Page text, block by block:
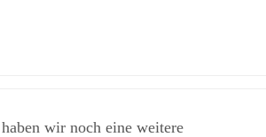
wir noch eine weitere